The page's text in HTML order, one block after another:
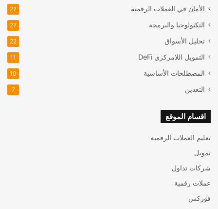
الأمان في العملات الرقمية 27
التكنولوجيا والبرمجة 27
تحليل الأسواق 22
التمويل اللامركزي DeFi
11
المصطلحات الأساسية 10
التعدين 7
اقسام الموقع
تعليم العملات الرقمية
تمويل
شركات تداول
عملات رقمية
فوركس